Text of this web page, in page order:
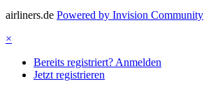
airliners.de Powered by Invision Community
×
Bereits registriert? Anmelden
Jetzt registrieren